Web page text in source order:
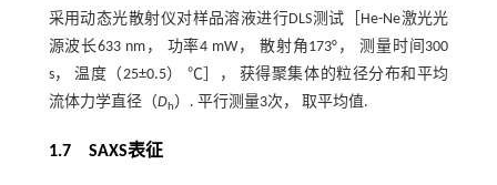
采用动态光散射仪对样品溶液进行DLS测试［He-Ne激光光
源波长633 nm， 功率4 mW， 散射角173°， 测量时间300
s， 温度（25±0.5） ℃］， 获得聚集体的粒径分布和平均
流体力学直径（Dh）. 平行测量3次， 取平均值.
1.7 SAXS表征